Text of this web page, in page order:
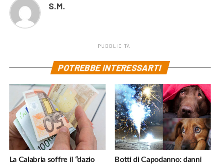
S.M.
PUBBLICITÀ
POTREBBE INTERESSARTI
La Calabria soffre il “dazio
Botti di Capodanno: danni